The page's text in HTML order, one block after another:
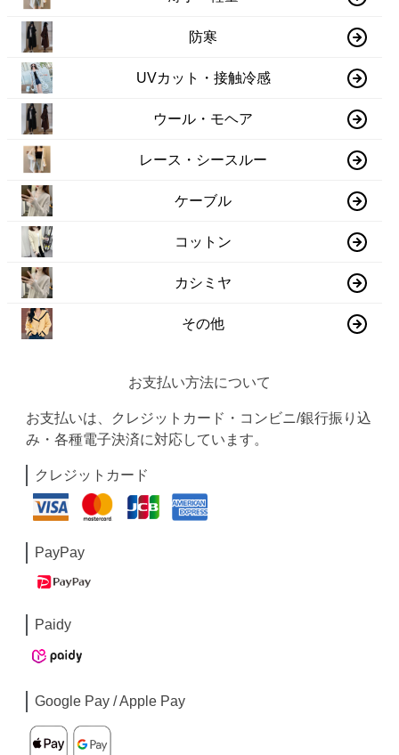
防寒
UVカット・接触冷感
ウール・モヘア
レース・シースルー
ケーブル
コットン
カシミヤ
その他
お支払い方法について
お支払いは、クレジットカード・コンビニ/銀行振り込
み・各種電子決済に対応しています。
クレジットカード
PayPay
Paidy
Google Pay / Apple Pay